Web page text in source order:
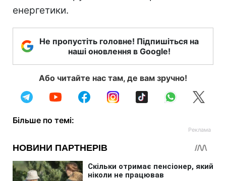
енергетики.
Не пропустіть головне! Підпишіться на
наші оновлення в Google!
Або читайте нас там, де вам зручно!
Більше по темі: